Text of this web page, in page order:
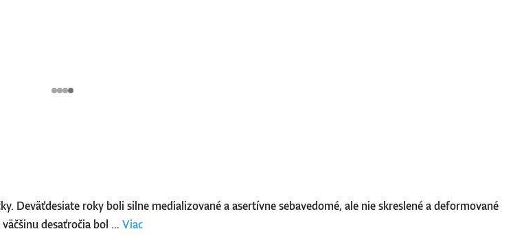
Deväťdesiate roky boli silne medializované a asertívne sebavedomé, ale nie skreslené a deformované
desaťročia bol ... Viac